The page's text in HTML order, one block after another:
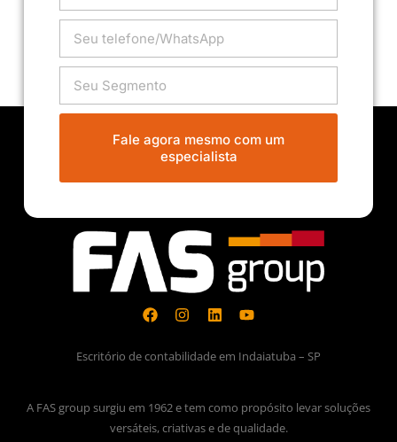
Fale agora mesmo com um
especialista
Escritório de contabilidade em Indaiatuba – SP
A FAS group surgiu em 1962 e tem como propósito levar soluções
versáteis, criativas e de qualidade.